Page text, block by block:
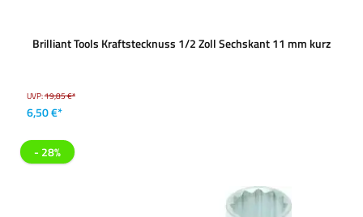
Brilliant Tools Kraftstecknuss 1/2 Zoll Sechskant 11 mm kurz
UVP:19,85 €*
6,50 €*
- 28%